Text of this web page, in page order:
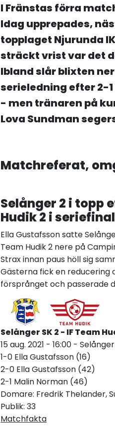
I Fränstas förra
Idag upprepades,
topplaget Njurunda
sträckt vrist var det
Ibland slår blixten
serieledning efter 2-
- men tränaren på
Lova Sundman
Matchreferat,
Selånger 2 i topp
Hudik 2 i
Ella Gustafsson satte
Team Hudik 2 nere på
Strax innan paus höll sig
Gästerna fick en reducering
försprånget och passerade
Selånger SK 2 - IF Team
15 aug. 2021 - 16:00 -
1-0 Ella Gustafsson (16)
2-0 Ella Gustafsson (42)
2-1 Malin Norman (46)
Domare: Fredrik Thelander,
Publik: 33
Matchfakta